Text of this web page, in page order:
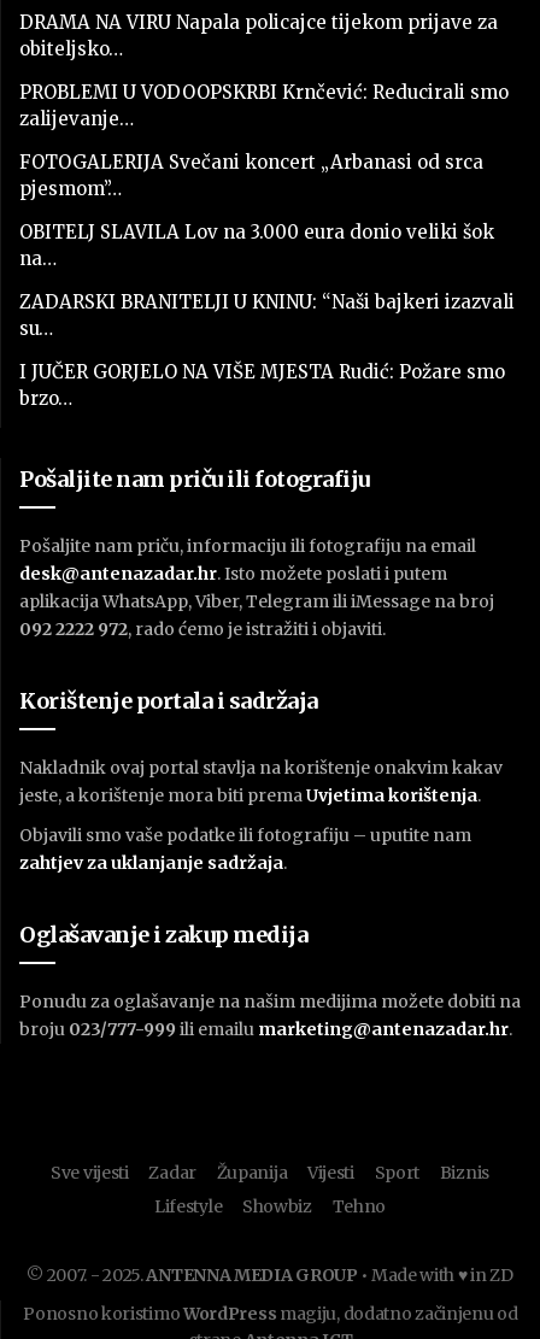
DRAMA NA VIRU Napala policajce tijekom prijave za
obiteljsko…
PROBLEMI U VODOOPSKRBI Krnčević: Reducirali smo
zalijevanje…
FOTOGALERIJA Svečani koncert „Arbanasi od srca
pjesmom”…
OBITELJ SLAVILA Lov na 3.000 eura donio veliki šok
na…
ZADARSKI BRANITELJI U KNINU: “Naši bajkeri izazvali
su…
I JUČER GORJELO NA VIŠE MJESTA Rudić: Požare smo
brzo…
Pošaljite nam priču ili fotografiju
Pošaljite nam priču, informaciju ili fotografiju na email
desk@antenazadar.hr. Isto možete poslati i putem
aplikacija WhatsApp, Viber, Telegram ili iMessage na broj
092 2222 972, rado ćemo je istražiti i objaviti.
Korištenje portala i sadržaja
Nakladnik ovaj portal stavlja na korištenje onakvim kakav
jeste, a korištenje mora biti premaUvjetima korištenja.
Objavili smo vaše podatke ili fotografiju – uputite nam
zahtjev za uklanjanje sadržaja.
Oglašavanje i zakup medija
Ponudu za oglašavanje na našim medijima možete dobiti na
broju 023/777-999 ili emailu marketing@antenazadar.hr.
Sve vijesti Zadar Županija Vijesti Sport
Biznis
Lifestyle
Showbiz Tehno
© 2007. - 2025.ANTENNA MEDIA GROUP • Made with ♥ in ZD
Ponosno koristimoWordPress magiju, dodatno začinjenu od